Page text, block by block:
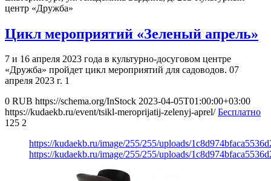
центр «Дружба»
Цикл мероприятий «Зеленый апрель»
7 и 16 апреля 2023 года в культурно-досуговом центре
«Дружба» пройдет цикл мероприятий для садоводов. 07
апреля 2023 г. 1
0 RUB https://schema.org/InStock 2023-04-05T01:00:00+03:00
https://kudaekb.ru/event/tsikl-meroprijatij-zelenyj-aprel/ Бесплатно
125 2
https://kudaekb.ru/image/255/255/uploads/
https://kudaekb.ru/image/255/255/uploads/